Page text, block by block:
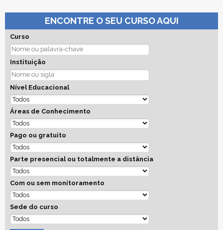
ENCONTRE O SEU CURSO AQUI
Curso
Instituição
Nível Educacional
Áreas de Conhecimento
Pago ou gratuito
Parte presencial ou totalmente a distância
Com ou sem monitoramento
Sede do curso